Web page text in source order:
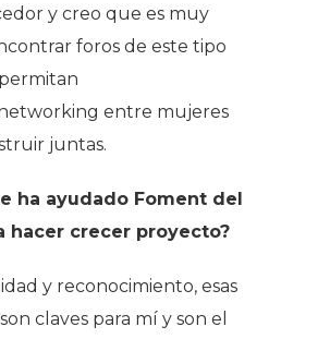
y creo que es muy
foros de este tipo
entre mujeres
juntas.
ha ayudado Foment del
hacer crecer proyecto?
y reconocimiento, esas
claves para mí y son el